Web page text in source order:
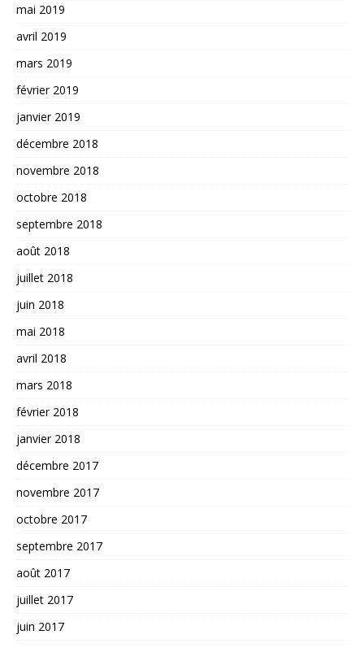
mai 2019
avril 2019
mars 2019
février 2019
janvier 2019
décembre 2018
novembre 2018
octobre 2018
septembre 2018
août 2018
juillet 2018
juin 2018
mai 2018
avril 2018
mars 2018
février 2018
janvier 2018
décembre 2017
novembre 2017
octobre 2017
septembre 2017
août 2017
juillet 2017
juin 2017